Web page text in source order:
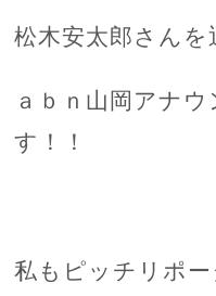
松木安太郎さんを
ａｂｎ山岡アナ
す！！
私もピッチリポ